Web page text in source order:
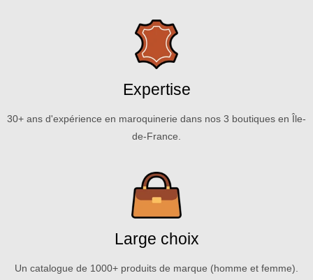
Expertise
30+ ans d'expérience en maroquinerie dans nos 3 boutiques en Île-
de-France.
Large choix
Un catalogue de 1000+ produits de marque (homme et femme).